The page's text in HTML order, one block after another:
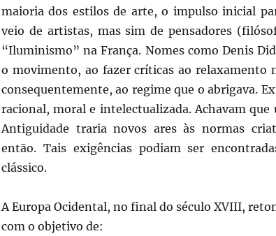
maioria dos estilos de arte, o impulso inicial
veio de artistas, mas sim de pensadores
“Iluminismo” na França. Nomes como Denis
o movimento, ao fazer críticas ao relaxamento
consequentemente, ao regime que o abrigava.
racional, moral e intelectualizada. Achavam que
Antiguidade traria novos ares às normas
então. Tais exigências podiam ser
clássico.
A Europa Ocidental, no final do século XVIII,
com o objetivo de: